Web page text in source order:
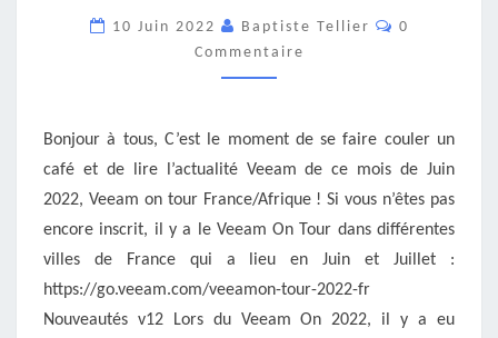
PAUSE
VEEAM
#6
10 Juin 2022 Baptiste Tellier
0
Commentaire
Bonjour à tous, C’est le moment de se faire couler un
café et de lire l’actualité Veeam de ce mois de Juin
2022, Veeam on tour France/Afrique ! Si vous n’êtes pas
encore inscrit, il y a le Veeam On Tour dans différentes
villes de France qui a lieu en Juin et Juillet :
https://go.veeam.com/veeamon-tour-2022-fr
Nouveautés v12 Lors du Veeam On 2022, il y a eu